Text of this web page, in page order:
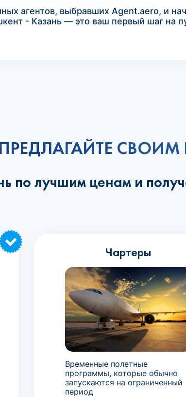
агентов, выбравших Agent.aero, и
- Казань — это ваш первый шаг на
ПРЕДЛАГАЙТЕ
по лучшим ценам и
Чартеры
Временные полетные
программы, которые обычно
запускаются на ограниченный
период